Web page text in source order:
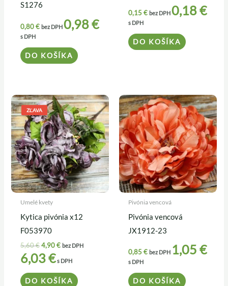
S1276
0,80€ bez DPH0,98€
s DPH
DO KOŠÍKA
0,15€ bez DPH0,18€
s DPH
DO KOŠÍKA
ZĽAVA
Umelé kvety
Kytica pivónia x12
F053970
5,60€
Pôvodná
cena
bola:
5,60 €.
4,90€
Aktuálna
cena
je:
4,90 €.
bez DPH
6,03€s DPH
DO KOŠÍKA
Pivónia vencová
Pivónia vencová
JX1912-23
0,85€ bez DPH 1,05 €
s DPH
DO KOŠÍKA